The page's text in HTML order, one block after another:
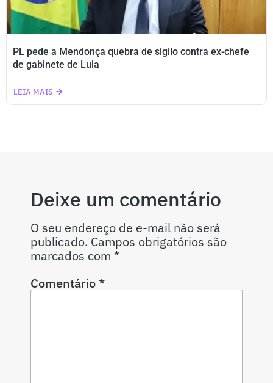
PL pede a Mendonça quebra de sigilo contra ex-chefe
de gabinete de Lula
LEIA MAIS
Deixe um comentário
O seu endereço de e-mail não será
publicado. Campos obrigatórios são
marcados com *
Comentário*